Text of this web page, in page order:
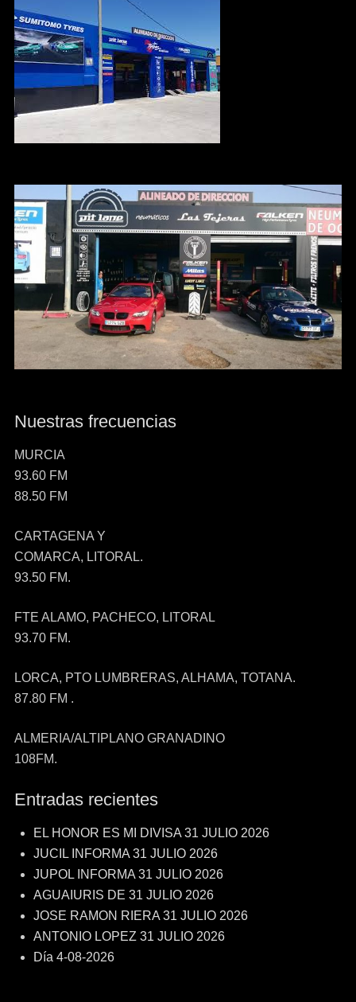
Nuestras frecuencias
MURCIA
93.60 FM
88.50 FM
CARTAGENA Y
COMARCA, LITORAL.
93.50 FM.
FTE ALAMO, PACHECO, LITORAL
93.70 FM.
LORCA, PTO LUMBRERAS, ALHAMA, TOTANA.
87.80 FM .
ALMERIA/ALTIPLANO GRANADINO
108FM.
Entradas recientes
EL HONOR ES MI DIVISA 31 JULIO 2026
JUCIL INFORMA 31 JULIO 2026
JUPOL INFORMA 31 JULIO 2026
AGUAIURIS DE 31 JULIO 2026
JOSE RAMON RIERA 31 JULIO 2026
ANTONIO LOPEZ 31 JULIO 2026
Día 4-08-2026